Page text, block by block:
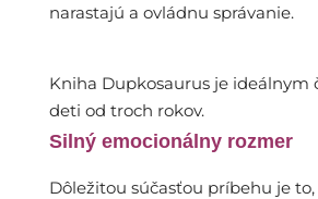
narastajú a ovládnu správanie.
Kniha Dupkosaurus je ideálnym
deti od troch rokov.
Silný emocionálny rozmer
Dôležitou súčasťou príbehu je to,